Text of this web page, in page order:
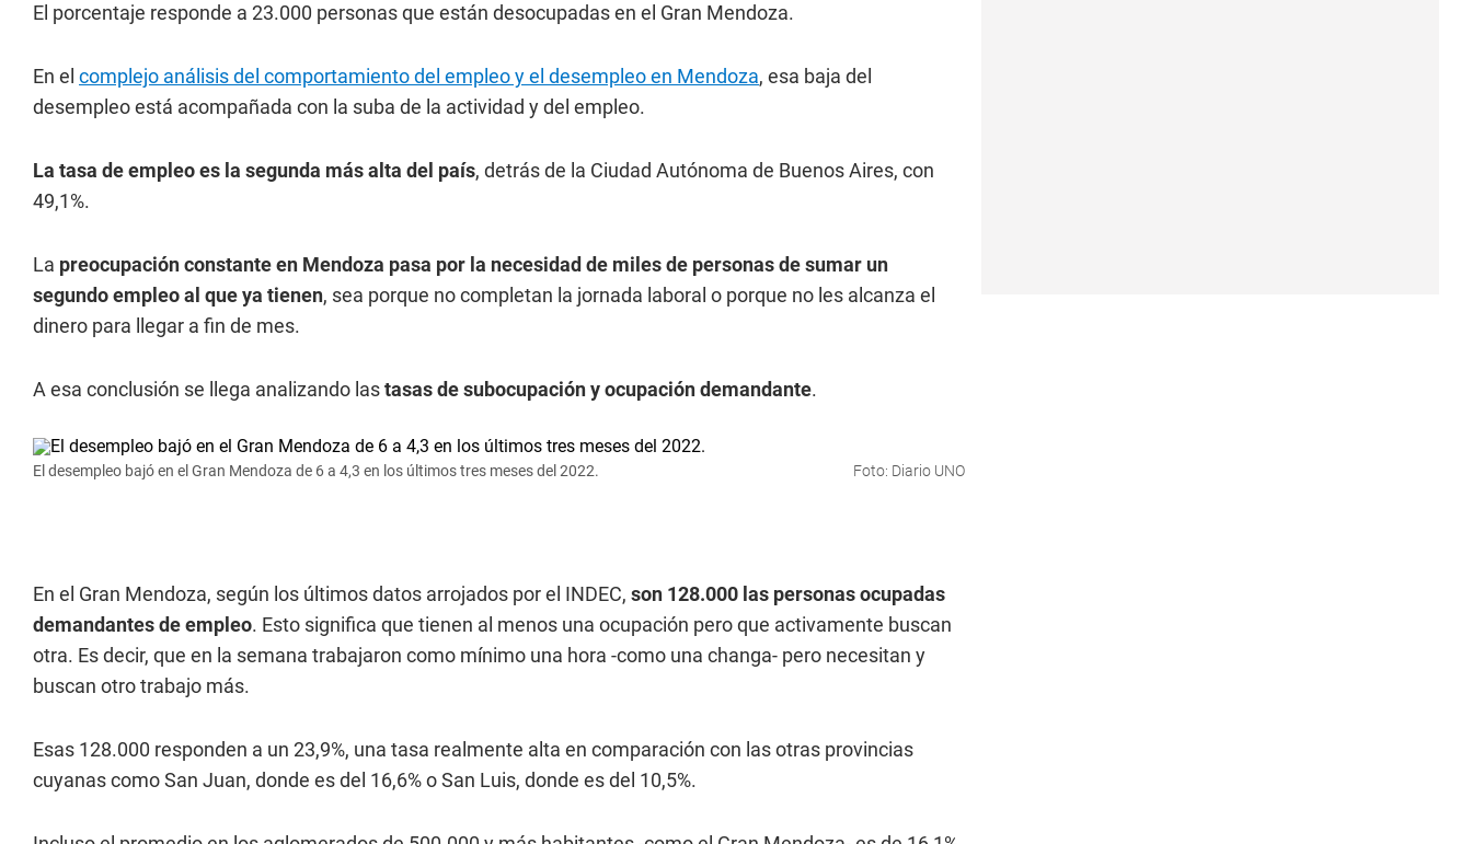
El porcentaje responde a 23.000 personas que están desocupadas en el Gran Mendoza.
En el complejo análisis del comportamiento del empleo y el desempleo en Mendoza, esa baja del
desempleo está acompañada con la suba de la actividad y del empleo.
La tasa de empleo es la segunda más alta del país, detrás de la Ciudad Autónoma de Buenos Aires, con
49,1%.
La preocupación constante en Mendoza pasa por la necesidad de miles de personas de sumar un
segundo empleo al que ya tienen, sea porque no completan la jornada laboral o porque no les alcanza el
dinero para llegar a fin de mes.
A esa conclusión se llega analizando lastasas de subocupación y ocupación demandante.
El desempleo bajó en el Gran Mendoza de 6 a 4,3 en los últimos tres meses del 2022. Foto: Diario UNO
En el Gran Mendoza, según los últimos datos arrojados por el INDEC, son 128.000 las personas ocupadas
demandantes de empleo. Esto significa que tienen al menos una ocupación pero que activamente buscan
otra. Es decir, que en la semana trabajaron como mínimo una hora -como una changa- pero necesitan y
buscan otro trabajo más.
Esas 128.000 responden a un 23,9%, una tasa realmente alta en comparación con las otras provincias
cuyanas como San Juan, donde es del 16,6% o San Luis, donde es del 10,5%.